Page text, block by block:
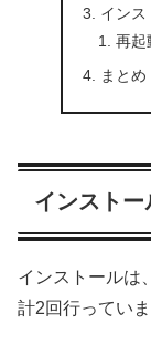
インス
再起
まとめ
インスト
インストールは
計2回行っていま